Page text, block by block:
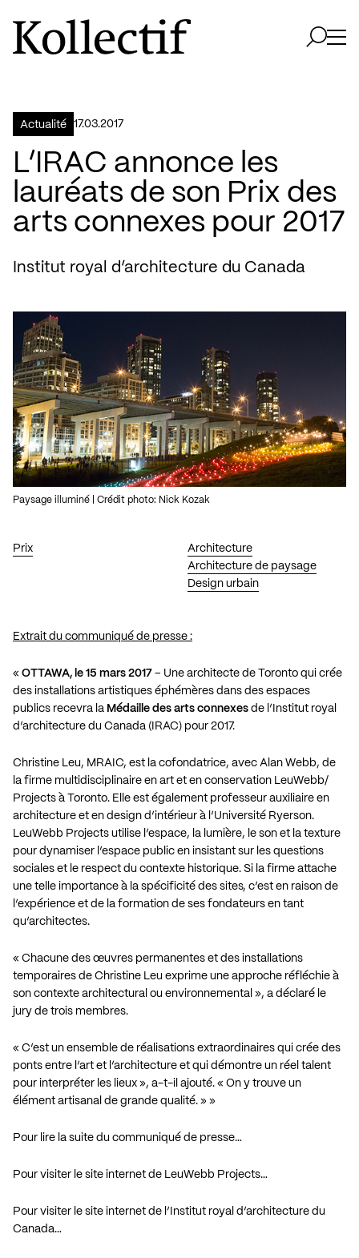
Aller à la page d'accueil
Logo Kollectif
Actualité 17.03.2017
L’IRAC annonce les
lauréats de son Prix des
arts connexes pour 2017
Institut royal d’architecture du Canada
Prix
Architecture
Architecture de paysage
Design urbain
Paysage illuminé | Crédit photo: Nick Kozak
Extrait du communiqué de presse :
« OTTAWA, le 15 mars 2017 – Une architecte de Toronto qui crée
des installations artistiques éphémères dans des espaces
publics recevra la Médaille des arts connexes de l’Institut royal
d’architecture du Canada (IRAC) pour 2017.
Christine Leu, MRAIC, est la cofondatrice, avec Alan Webb, de
la firme multidisciplinaire en art et en conservation LeuWebb/
Projects à Toronto. Elle est également professeur auxiliaire en
architecture et en design d’intérieur à l’Université Ryerson.
LeuWebb Projects utilise l’espace, la lumière, le son et la texture
pour dynamiser l’espace public en insistant sur les questions
sociales et le respect du contexte historique. Si la firme attache
une telle importance à la spécificité des sites, c’est en raison de
l’expérience et de la formation de ses fondateurs en tant
qu’architectes.
« Chacune des œuvres permanentes et des installations
temporaires de Christine Leu exprime une approche réfléchie à
son contexte architectural ou environnemental », a déclaré le
jury de trois membres.
« C’est un ensemble de réalisations extraordinaires qui crée des
ponts entre l’art et l’architecture et qui démontre un réel talent
pour interpréter les lieux », a-t-il ajouté. « On y trouve un
élément artisanal de grande qualité. » »
Pour lire la suite du communiqué de presse…
Pour visiter le site internet de LeuWebb Projects…
Pour visiter le site internet de l’Institut royal d’architecture du
Canada…